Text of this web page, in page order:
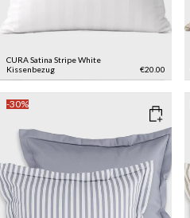
CURA Satina Stripe White
Kissenbezug
€20.00
-30%